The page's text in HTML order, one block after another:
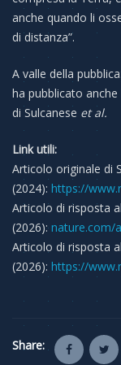
anche quando li
di distanza”.
A valle della
ha pubblicato
di Sulcanese et al.
Link utili:
Articolo originale di
(2024): https://
Articolo di risposta
(2026):nature.com/
Articolo di risposta
(2026): https://
Share: